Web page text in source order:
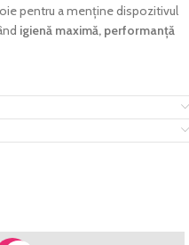
pentru a menține dispozitivul
igienă maximă, performanță